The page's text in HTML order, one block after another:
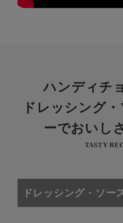
ハンディチ
ドレッシング
ーでおいし
TASTY
ドレッシング・ソー